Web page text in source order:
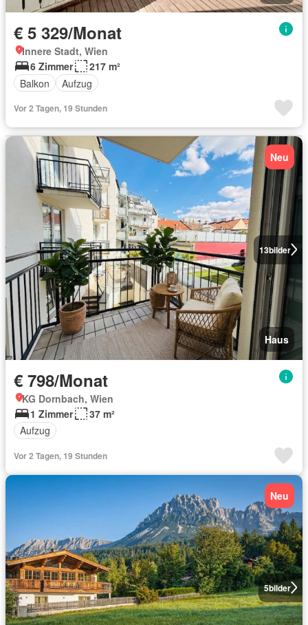
€ 5 329/Monat
Innere Stadt, Wien
6 Zimmer
217 m²
Balkon
Aufzug
Vor 2 Tagen, 19 Stunden
13bilder
Neu
Haus
€ 798/Monat
KG Dornbach, Wien
1 Zimmer
37 m²
Aufzug
Vor 2 Tagen, 19 Stunden
5bilder
Neu